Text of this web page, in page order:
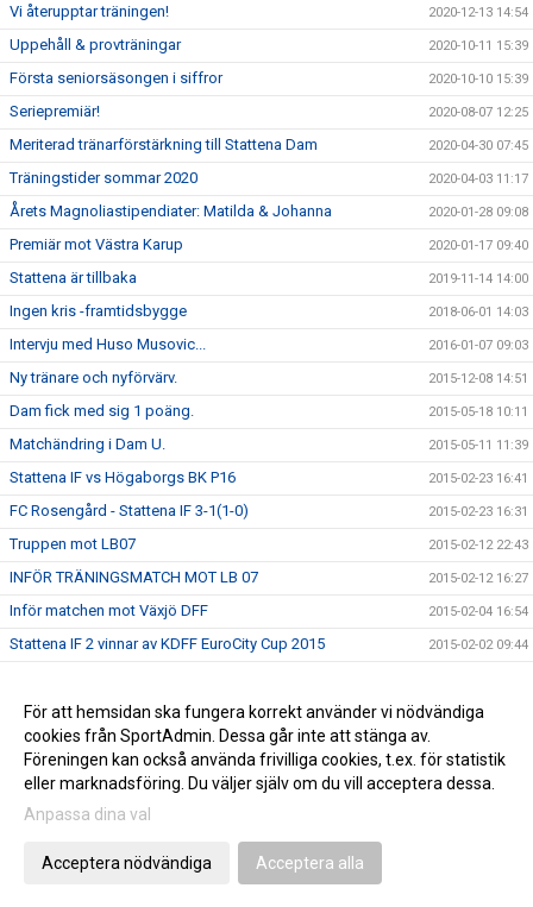
Vi återupptar träningen! 2020-12-13 14:54
Uppehåll & provträningar 2020-10-11 15:39
Första seniorsäsongen i siffror 2020-10-10 15:39
Seriepremiär! 2020-08-07 12:25
Meriterad tränarförstärkning till Stattena Dam 2020-04-30 07:45
Träningstider sommar 2020 2020-04-03 11:17
Årets Magnoliastipendiater: Matilda & Johanna 2020-01-28 09:08
Premiär mot Västra Karup 2020-01-17 09:40
Stattena är tillbaka 2019-11-14 14:00
Ingen kris -framtidsbygge 2018-06-01 14:03
Intervju med Huso Musovic... 2016-01-07 09:03
Ny tränare och nyförvärv. 2015-12-08 14:51
Dam fick med sig 1 poäng. 2015-05-18 10:11
Matchändring i Dam U. 2015-05-11 11:39
Stattena IF vs Högaborgs BK P16 2015-02-23 16:41
FC Rosengård - Stattena IF 3-1(1-0) 2015-02-23 16:31
Truppen mot LB07 2015-02-12 22:43
INFÖR TRÄNINGSMATCH MOT LB 07 2015-02-12 16:27
Inför matchen mot Växjö DFF 2015-02-04 16:54
Stattena IF 2 vinnar av KDFF EuroCity Cup 2015 2015-02-02 09:44
Stattena satsar inför kommande säsong. 2014-12-15 12:55
Första spelaren klar... 2014-12-10 15:26
Gå till Webbversion
För att hemsidan ska fungera korrekt använder vi nödvändiga
cookies från SportAdmin. Dessa går inte att stänga av.
Föreningen kan också använda frivilliga cookies, t.ex. för statistik
eller marknadsföring. Du väljer själv om du vill acceptera dessa.
Anpassa dina val
Acceptera nödvändiga Acceptera alla